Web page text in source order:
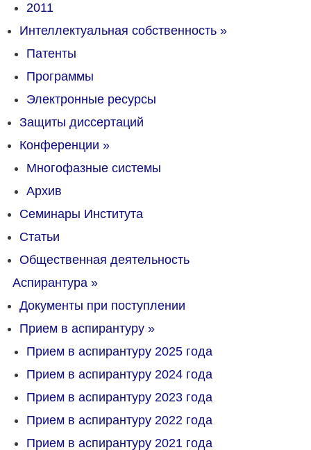
2011
Интеллектуальная собственность »
Патенты
Программы
Электронные ресурсы
Защиты диссертаций
Конференции »
Многофазные системы
Архив
Семинары Института
Статьи
Общественная деятельность
Аспирантура »
Документы при поступлении
Прием в аспирантуру »
Прием в аспирантуру 2025 года
Прием в аспирантуру 2024 года
Прием в аспирантуру 2023 года
Прием в аспирантуру 2022 года
Прием в аспирантуру 2021 года